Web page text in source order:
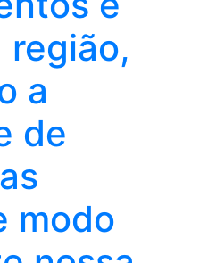
região,
a
de
modo